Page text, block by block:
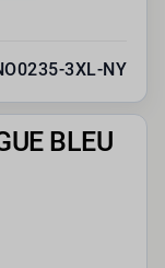
3XL-NY
BLEU